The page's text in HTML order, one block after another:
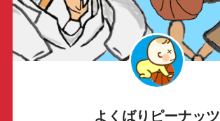
よくばりピーナッツ